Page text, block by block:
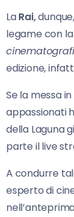
LaRai,
legame con la
edizione,
Se la messa
appassionati
della Laguna
parte il live
A condurre
esperto di